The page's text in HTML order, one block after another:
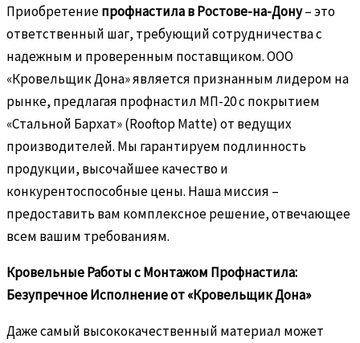
Приобретениепрофнастила в Ростове-на-Дону– это
ответственный шаг, требующий сотрудничества с
надежным и проверенным поставщиком. ООО
«Кровельщик Дона» является признанным лидером на
рынке, предлагая профнастил МП-20 с покрытием
«Стальной Бархат» (Rooftop Matte) от ведущих
производителей. Мы гарантируем подлинность
продукции, высочайшее качество и
конкурентоспособные цены. Наша миссия –
предоставить вам комплексное решение, отвечающее
всем вашим требованиям.
Кровельные Работы с Монтажом Профнастила:
Безупречное Исполнение от «Кровельщик Дона»
Даже самый высококачественный материал может